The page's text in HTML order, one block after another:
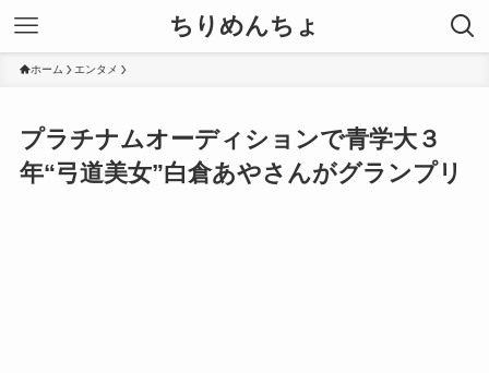
ちりめんちょ
ホーム エンタメ
プラチナムオーディションで青学大３
年“弓道美女”白倉あやさんがグランプリ